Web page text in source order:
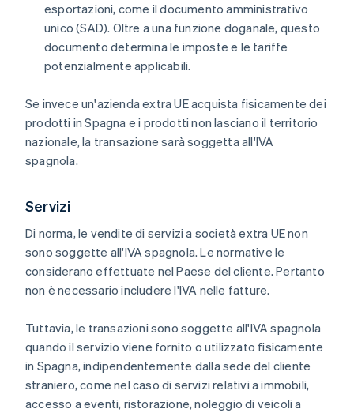
esportazioni, come il documento amministrativo
unico (SAD). Oltre a una funzione doganale, questo
documento determina le imposte e le tariffe
potenzialmente applicabili.
Se invece un'azienda extra UE acquista fisicamente dei
prodotti in Spagna e i prodotti non lasciano il territorio
nazionale, la transazione sarà soggetta all'IVA
spagnola.
Servizi
Di norma, le vendite di servizi a società extra UE non
sono soggette all'IVA spagnola. Le normative le
considerano effettuate nel Paese del cliente. Pertanto
non è necessario includere l'IVA nelle fatture.
Tuttavia, le transazioni sono soggette all'IVA spagnola
quando il servizio viene fornito o utilizzato fisicamente
in Spagna, indipendentemente dalla sede del cliente
straniero, come nel caso di servizi relativi a immobili,
accesso a eventi, ristorazione, noleggio di veicoli a